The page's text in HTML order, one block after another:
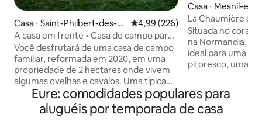
Casa ⋅ Saint-Philbert-des-C
hamps
4,99 de uma avaliação média de
4,99 (226)
A casa em frente • Casa de campo para
famílias • Normandia
Você desfrutará de uma casa de campo
familiar, reformada em 2020, em uma
propriedade de 2 hectares onde vivem
algumas ovelhas e cavalos. Uma típica
casa normanda, a casa é muito iluminada
e se abre para o jardim. Dois terraços,
incluindo um coberto, permitem que
Casa ⋅ Mesnil-en-
La Chaumière du
Normandie
Situada no
na Normandia,
ideal para uma
pitoresco, uma
telhado de palha,
tradicional da
Eure: comodidades populares para
aluguéis por temporada de casa